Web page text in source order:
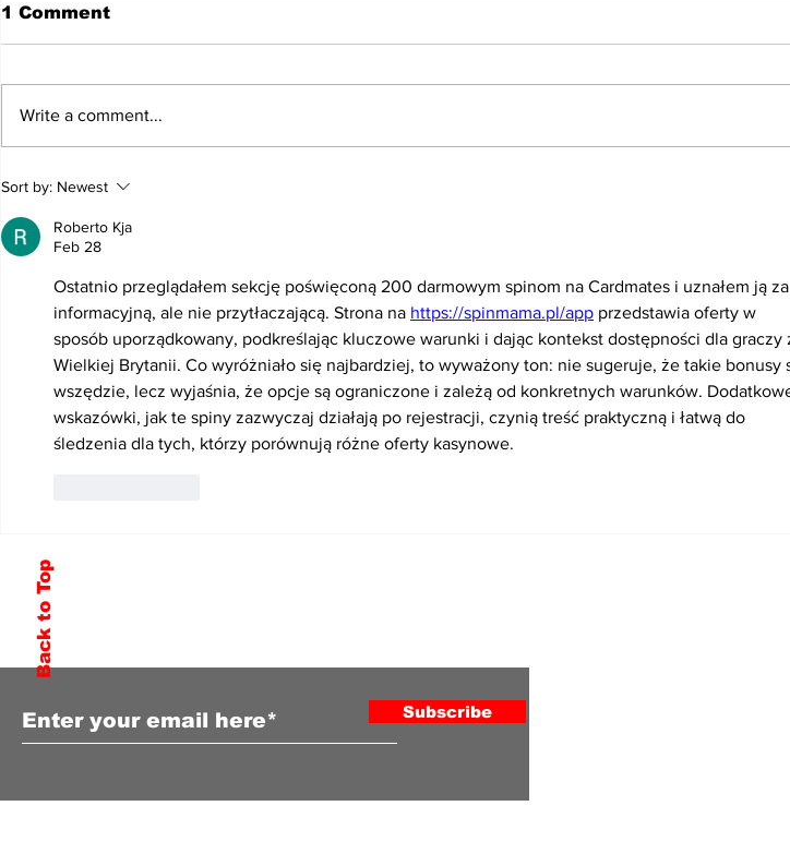
1 Comment
Write a comment...
Sort by: Newest
Roberto Kja
Feb 28
Ostatnio przeglądałem sekcję poświęconą 200 darmowym spinom na Cardmates i uznałem ją za
informacyjną, ale nie przytłaczającą. Strona na https://spinmama.pl/app przedstawia oferty w
sposób uporządkowany, podkreślając kluczowe warunki i dając kontekst dostępności dla graczy
Wielkiej Brytanii. Co wyróżniało się najbardziej, to wyważony ton: nie sugeruje, że takie bonusy
wszędzie, lecz wyjaśnia, że opcje są ograniczone i zależą od konkretnych warunków.
wskazówki, jak te spiny zazwyczaj działają po rejestracji, czynią treść praktyczną i łatwą do
śledzenia dla tych, którzy porównują różne oferty kasynowe.
Back to Top to Our Newsletter
Subscribe